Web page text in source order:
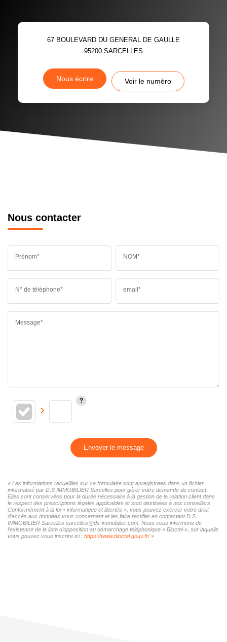
67 BOULEVARD DU GENERAL DE GAULLE
95200 SARCELLES
Nous écrire Voir le numéro
Nous contacter
Prénom* NOM*
N° de téléphone* email*
Message*
Envoyer le message
« Les informations recueillies sur ce formulaire sont enregistrées dans un fichier
informatisé par D.S IMMOBILIER Sarcelles pour gérer votre demande de contact.
Elles sont conservées pour la durée nécessaire à la gestion de la relation client dans
le respect des prescriptions légales applicables et sont destinées à nos conseillers
Conformément à la loi « informatique et libertés », vous pouvez exercer votre droit
d'accès aux données vous concernant et les faire rectifier en contactant D.S
IMMOBILIER Sarcelles sarcelles@ds-immobilier.com. Nous vous informons de
l'existence de la liste d'opposition au démarchage téléphonique « Bloctel », sur laquelle
vous pouvez vous inscrire ici : https://www.bloctel.gouv.fr/»